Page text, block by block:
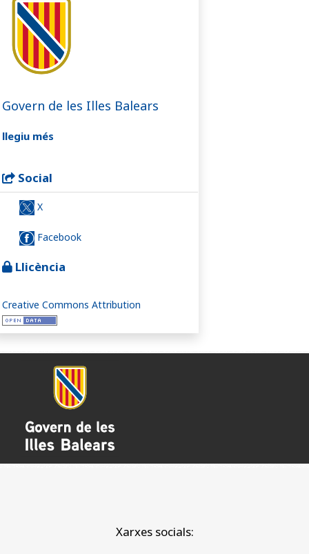
Govern de les Illes Balears
llegiu més
Social
X
Facebook
Llicència
Creative Commons Attribution
Xarxes socials: